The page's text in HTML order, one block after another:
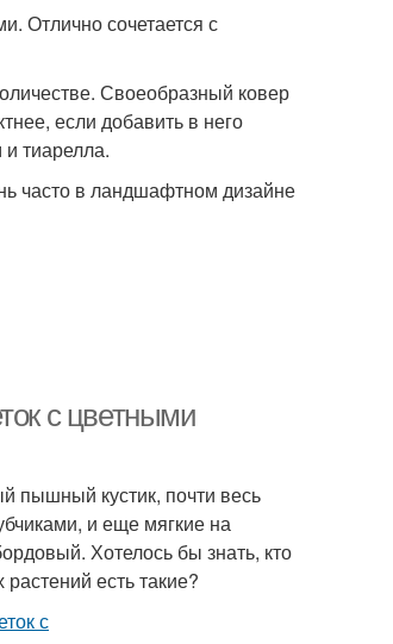
Отлично сочетается с
Своеобразный ковер
если добавить в него
тиарелла.
часто в ландшафтном дизайне
с цветными
пышный кустик, почти весь
и еще мягкие на
Хотелось бы знать, кто
есть такие?